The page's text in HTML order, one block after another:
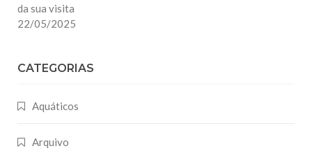
da sua visita
22/05/2025
CATEGORIAS
Aquáticos
Arquivo